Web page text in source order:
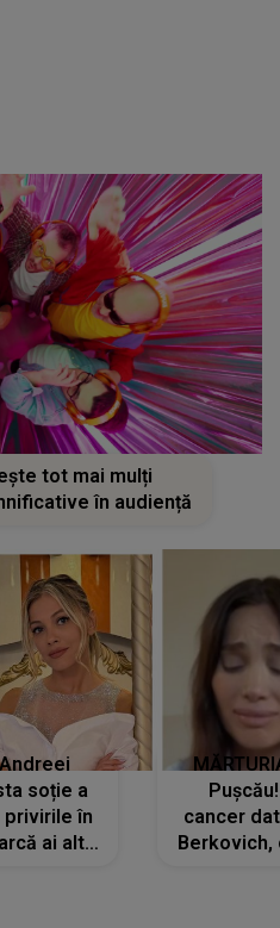
tot mai mulți
în audiență
soție a
privirile în
ai altă
cancer
Berkovich,